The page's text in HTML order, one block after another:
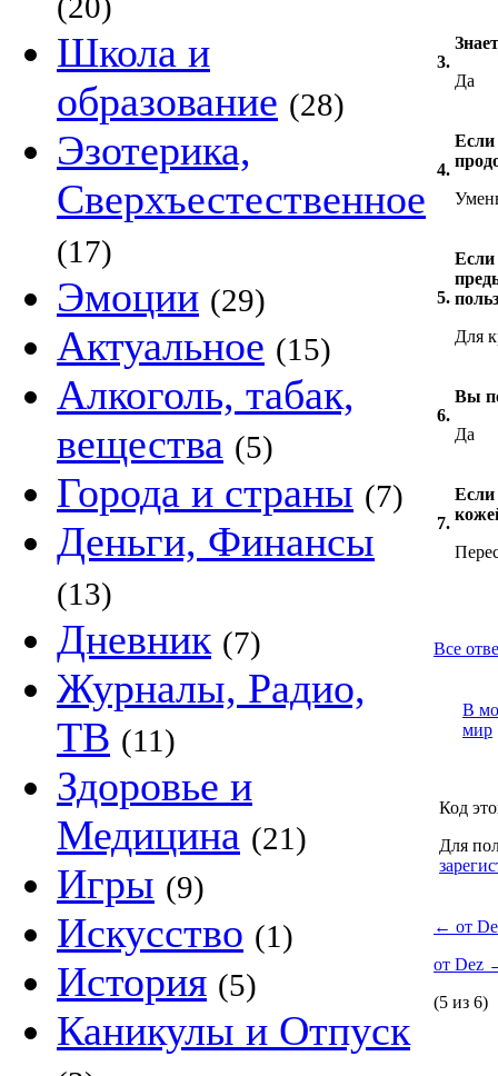
Школа и
образование (28)
Эзотерика,
Сверхъестественное
(17)
Эмоции (29)
Актуальное (15)
Алкоголь, табак,
вещества (5)
Города и страны (7)
Деньги, Финансы
(13)
Дневник (7)
Журналы, Радио,
ТВ (11)
Здоровье и
Медицина (21)
Игры (9)
Искусство (1)
История (5)
Каникулы и Отпуск
3.
Да
4.
Если
5.
Если
Для
6.
Вы
Да
7.
Если
Все
В
мир
Код
Для
← от
от Dez
(5 из 6)